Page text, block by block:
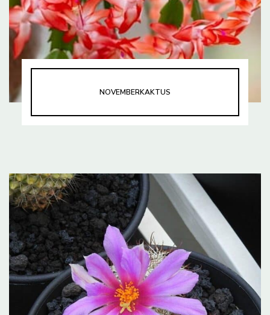
NOVEMBERKAKTUS